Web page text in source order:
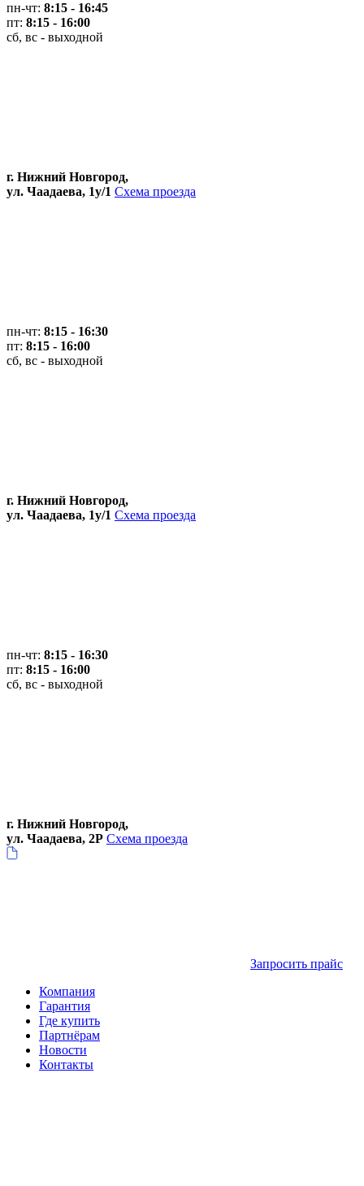
пн-чт: 8:15 - 16:45
пт: 8:15 - 16:00
сб, вс - выходной
г. Нижний Новгород,
ул. Чаадаева, 1у/1 Схема проезда
пн-чт: 8:15 - 16:30
пт: 8:15 - 16:00
сб, вс - выходной
г. Нижний Новгород,
ул. Чаадаева, 1у/1 Схема проезда
пн-чт: 8:15 - 16:30
пт: 8:15 - 16:00
сб, вс - выходной
г. Нижний Новгород,
ул. Чаадаева, 2Р Схема проезда
Запросить прайс
Компания
Гарантия
Где купить
Партнёрам
Новости
Контакты